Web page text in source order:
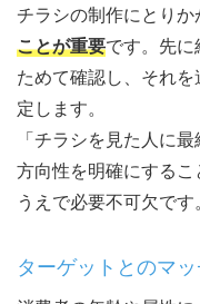
チラシの制作にとりか
ことが重要です。先
ためて確認し、それ
定します。
「チラシを見た人に
方向性を明確にする
うえで必要不可欠です
ターゲットとのマ